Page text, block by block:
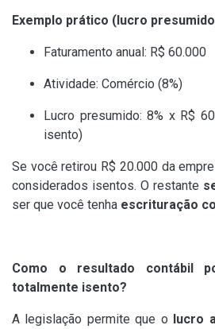
Exemplo prático (lucro
Faturamento anual: R$ 60.000
Atividade: Comércio (8%)
Lucro presumido: 8% x R$
isento)
Se você retirou R$ 20.000 da
considerados isentos. O restante
ser que você tenha escrituração
Como o resultado contábil
totalmente isento?
A legislação permite que o lucro